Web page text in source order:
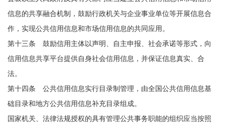
信息的共享融合机制，鼓励行政机关与企业事业单位等开展信息合
作，实现公共信用信息和市场信用信息的共同应用。
第十三条 鼓励信用主体以声明、自主申报、社会承诺等形式，向
信用信息共享平台提供自身社会信用信息，并保证信息真实、合
法。
第十四条 公共信用信息实行目录制管理，由全国公共信用信息基
础目录和地方公共信用信息补充目录组成。
国家机关、法律法规授权的具有管理公共事务职能的组织应当按照